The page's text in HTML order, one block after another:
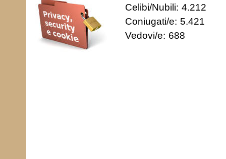
Celibi/Nubili: 4.212
Coniugati/e: 5.421
Vedovi/e: 688